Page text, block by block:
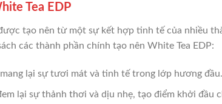
Tea EDP
tạo nên từ một sự kết hợp tinh tế của nhiều
các thành phần chính tạo nên White Tea EDP:
lại sự tươi mát và tinh tế trong lớp hương đầu.
lại sự thảnh thơi và dịu nhẹ, tạo điểm khởi đầu